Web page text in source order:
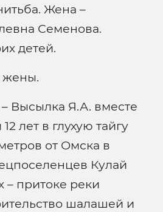
Жена –
Семенова.
детей.
жены.
– Высылка Я.А. вместе
лет в глухую тайгу
от Омска в
Кулай
– притоке реки
шалашей и